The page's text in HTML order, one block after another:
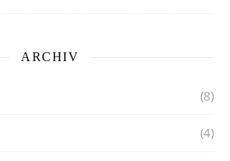
ARCHIV
(8)
(4)